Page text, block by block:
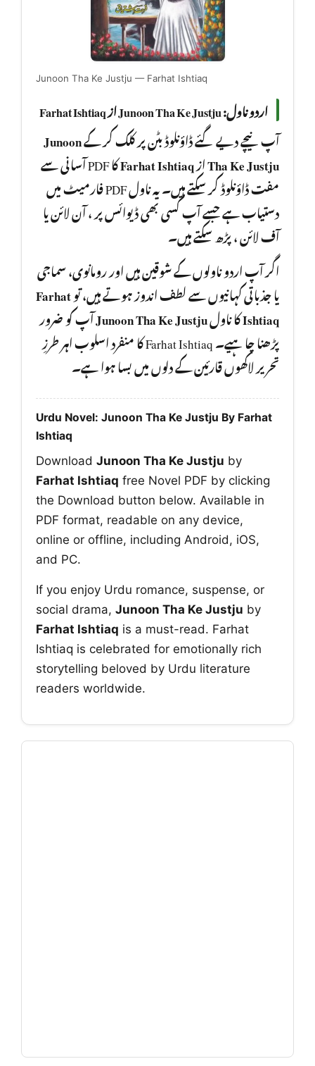
Junoon Tha Ke Justju — Farhat Ishtiaq
اردو ناول: Junoon Tha Ke Justju از Farhat Ishtiaq
آپ نیچے دیے گئے ڈاؤنلوڈ بٹن پر کلک کر کےJunoon
Tha Ke JustjuازFarhat Ishtiaq
کا PDF آسانی سے
مفت ڈاؤنلوڈ کر سکتے ہیں۔ یہ ناول PDF فارمیٹ میں
دستیاب ہے جسے آپ کسی بھی ڈیوائس پر ، آن لائن یا
آف لائن ، پڑھ سکتے ہیں۔
اگر آپ اردو ناولوں کے شوقین ہیں اور رومانوی، سماجی
یا جذباتی کہانیوں سے لطف اندوز ہوتے ہیں، توFarhat
Ishtiaqکا ناولJunoon Tha Ke Justjuآپ کو ضرور
پڑھنا چا ہیے۔ Farhat Ishtiaq کا منفرد اسلوب اہر طرزِ
تحریر لاکھوں قارئین کے دلوں میں بسا ہوا ہے۔
Urdu Novel: Junoon Tha Ke Justju By Farhat
Ishtiaq
Download Junoon Tha Ke Justju by
Farhat Ishtiaq free Novel PDF by clicking
the Download button below. Available in
PDF format, readable on any device,
online or offline, including Android, iOS,
and PC.
If you enjoy Urdu romance, suspense, or
social drama, Junoon Tha Ke Justju by
Farhat Ishtiaq is a must-read. Farhat
Ishtiaq is celebrated for emotionally rich
storytelling beloved by Urdu literature
readers worldwide.